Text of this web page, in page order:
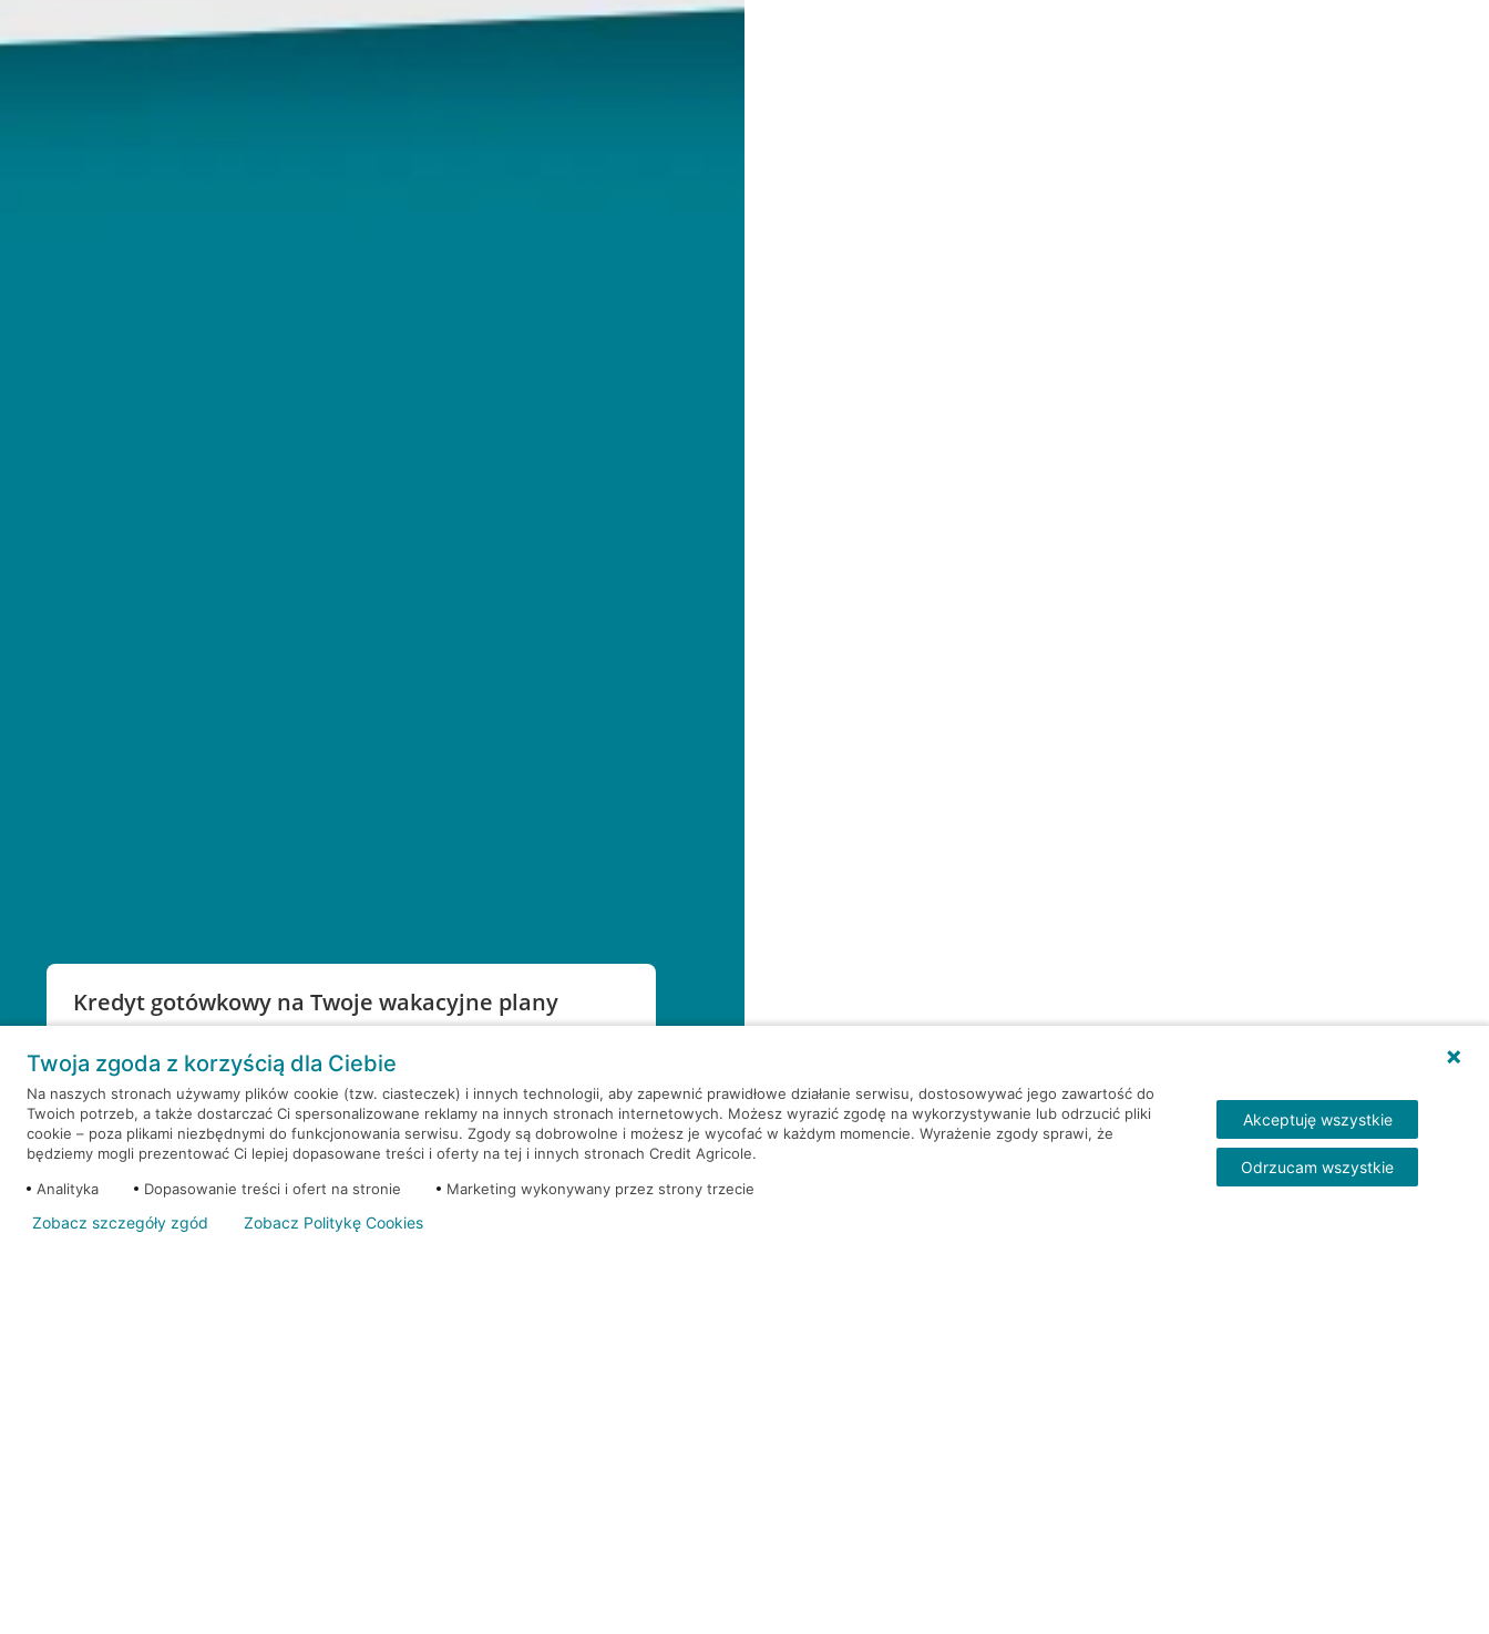
Kredyt gotówkowy na Twoje wakacyjne plany
RRSO: 9,6%
WEŹ KREDYT NOTA PRAWNA
Twoja zgoda z korzyścią dla Ciebie
Na naszych stronach używamy plików cookie (tzw. ciasteczek) i innych technologii, aby zapewnić prawidłowe działanie serwisu, dostosowywać jego zawartość do
Twoich potrzeb, a także dostarczać Ci spersonalizowane reklamy na innych stronach internetowych. Możesz wyrazić zgodę na wykorzystywanie lub odrzucić pliki
cookie – poza plikami niezbędnymi do funkcjonowania serwisu. Zgody są dobrowolne i możesz je wycofać w każdym momencie. Wyrażenie zgody sprawi, że
będziemy mogli prezentować Ci lepiej dopasowane treści i oferty na tej i innych stronach Credit Agricole.
Analityka
Dopasowanie treści i ofert na stronie Marketing wykonywany przez strony trzecie
Akceptuję wszystkie
Odrzucam wszystkie
Zobacz szczegóły zgód Zobacz Politykę Cookies